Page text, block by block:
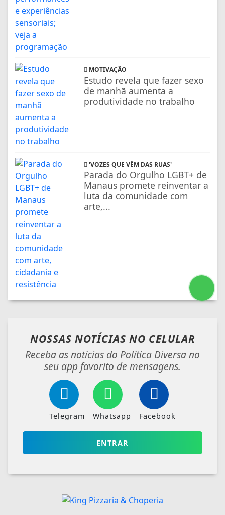
MOTIVAÇÃO
Estudo revela que fazer sexo
de manhã aumenta a
produtividade no trabalho
'VOZES QUE VÊM DAS RUAS'
Parada do Orgulho LGBT+ de
Manaus promete reinventar a
luta da comunidade com
arte,...
NOSSAS NOTÍCIAS NO CELULAR
Receba as notícias do Política Diversa no
seu app favorito de mensagens.
Telegram Whatsapp Facebook
ENTRAR